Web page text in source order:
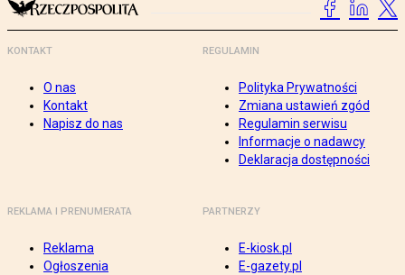
KONTAKT
O nas
Kontakt
Napisz do nas
REGULAMIN
Polityka Prywatności
Zmiana ustawień zgód
Regulamin serwisu
Informacje o nadawcy
Deklaracja dostępności
REKLAMA I PRENUMERATA
Reklama
Ogłoszenia
PARTNERZY
E-kiosk.pl
E-gazety.pl